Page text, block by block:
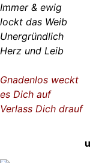
Immer & ewig
lockt das Weib
Unergründlich
Herz und Leib
Gnadenlos weckt
es Dich auf
Verlass Dich drauf